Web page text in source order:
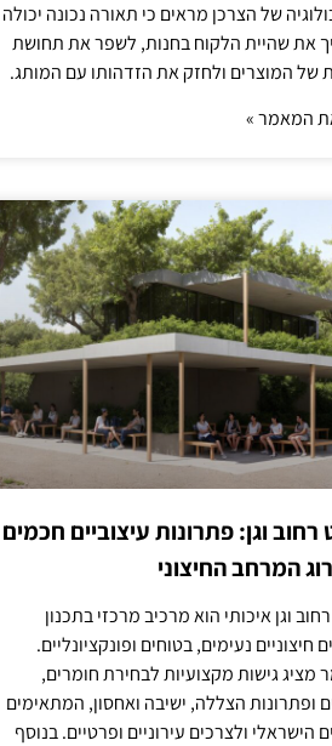
של הצרכן מראים כי תאורה נכונה יכולה
את שהיית הלקוח בחנות, לשפר את תחושת
של המוצרים ולחזק את הזדהותו עם המותג.
המאמר »
רחוב וגן: פתרונות עיצוביים חכמים
המרחב החיצוני
וגן איכותי הוא מרכיב מרכזי בתכנון
חיצוניים נעימים, בטוחים ופונקציונליים.
מציג גישות מקצועיות לבחירת חומרים,
ופתרונות הצללה, ישיבה ואחסון, המתאימים
הישראלי ולצרכים עירוניים ופרטיים. בנוסף